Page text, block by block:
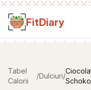
Salt la conținut
FitDiary
Tabel
Calorii
/Dulciuri/